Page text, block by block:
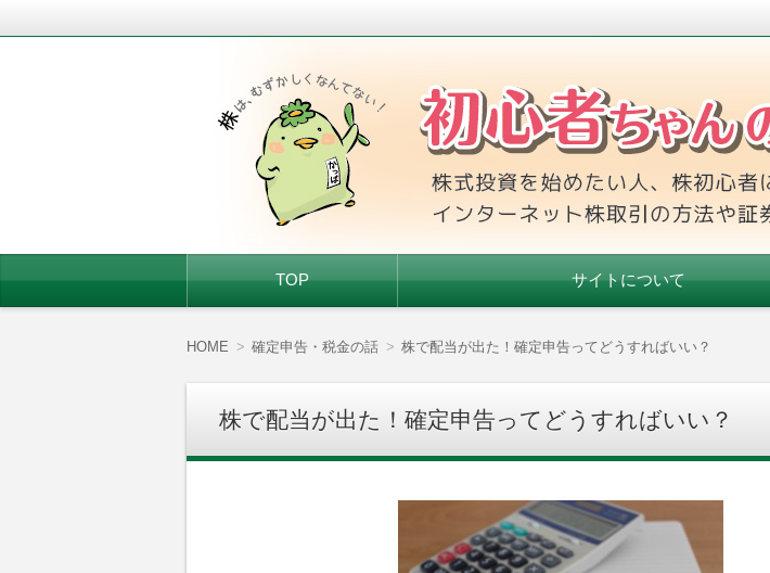
初心者ちゃんの株手帳
株式投資を始めたい人、株初心者に基本をわかりやすく解説！インターネ
ン
TOP サイトについて
HOME 確定申告・税金の話 株で配当が出た！確定申告ってどうすればいい？
株で配当が出た！確定申告ってどうすればいい？